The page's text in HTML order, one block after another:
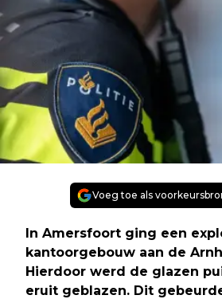
Voeg toe als
In Amersfoort ging een
kantoorgebouw aan de
Hierdoor werd de glazen
eruit geblazen. Dit